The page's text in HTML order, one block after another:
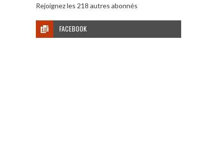
Rejoignez les 218 autres abonnés
FACEBOOK